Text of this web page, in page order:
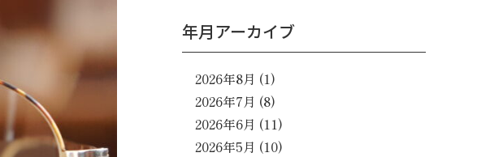
年月アーカイブ
2026年8月 (1)
2026年7月 (8)
2026年6月 (11)
2026年5月 (10)